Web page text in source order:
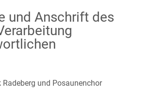
und Anschrift des
Radeberg und Posaunenchor